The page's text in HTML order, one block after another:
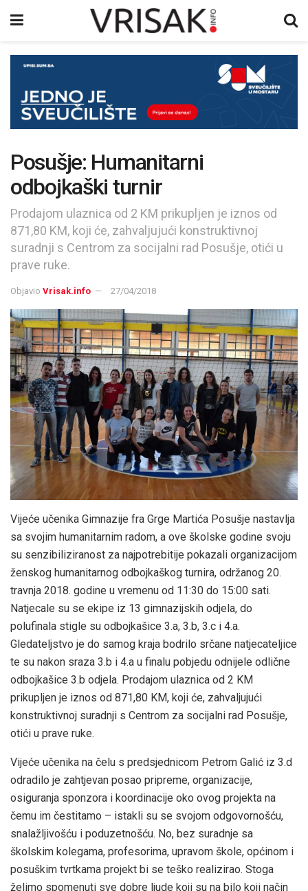
Posušje: Humanitarni
odbojkaški turnir
Prodajom ulaznica od 2 KM prikupljen je iznos od
871,80 KM, koji će, zahvaljujući konstruktivnoj
suradnji s Centrom za socijalni rad Posušje, otići u
prave ruke.
Objavio Vrisak.info 27/04/2018
Vijeće učenika Gimnazije fra Grge Martića Posušje nastavlja
sa svojim humanitarnim radom, a ove školske godine svoju
su senzibiliziranost za najpotrebitije pokazali organizacijom
ženskog humanitarnog odbojkaškog turnira, održanog 20.
travnja 2018. godine u vremenu od 11:30 do 15:00 sati.
Natjecale su se ekipe iz 13 gimnazijskih odjela, do
polufinala stigle su odbojkašice 3.a, 3.b, 3.c i 4.a.
Gledateljstvo je do samog kraja bodrilo srčane natjecateljice
te su nakon sraza 3.b i 4.a u finalu pobjedu odnijele odlične
odbojkašice 3.b odjela. Prodajom ulaznica od 2 KM
prikupljen je iznos od 871,80 KM, koji će, zahvaljujući
konstruktivnoj suradnji s Centrom za socijalni rad Posušje,
otići u prave ruke.
Vijeće učenika na čelu s predsjednicom Petrom Galić iz 3.d
odradilo je zahtjevan posao pripreme, organizacije,
osiguranja sponzora i koordinacije oko ovog projekta na
čemu im čestitamo – istakli su se svojom odgovornošću,
snalažljivošću i poduzetnošću. No, bez suradnje sa
školskim kolegama, profesorima, upravom škole, općinom i
posuškim tvrtkama projekt bi se teško realizirao. Stoga
želimo spomenuti sve dobre ljude koji su na bilo koji način